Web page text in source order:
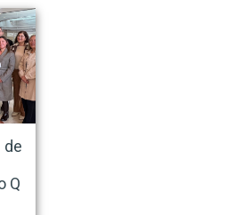
de
Q